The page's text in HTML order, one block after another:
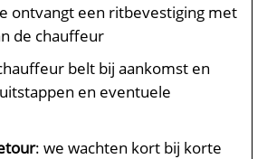
ontvangt een ritbevestiging met
de chauffeur
belt bij aankomst en
en eventuele
: we wachten kort bij korte